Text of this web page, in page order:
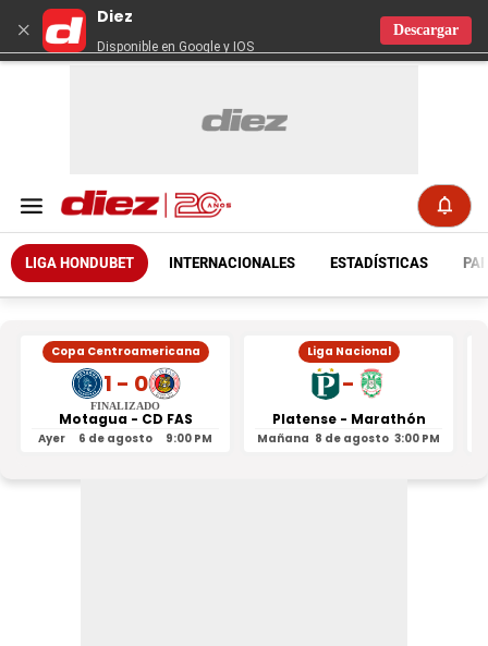
×
Diez
Disponible en Google y IOS
Descargar
LIGA HONDUBET INTERNACIONALES ESTADÍSTICAS
Copa Centroamericana
1 - 0
FINALIZADO
Motagua - CD FAS
Ayer 6 de agosto 9:00 PM
Liga Nacional
-
Platense - Marathón
Mañana 8 de agosto 3:00 PM